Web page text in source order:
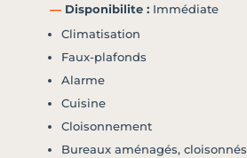
― Disponibilite : Immédiate
Climatisation
Faux-plafonds
Alarme
Cuisine
Cloisonnement
Bureaux aménagés, cloisonnés